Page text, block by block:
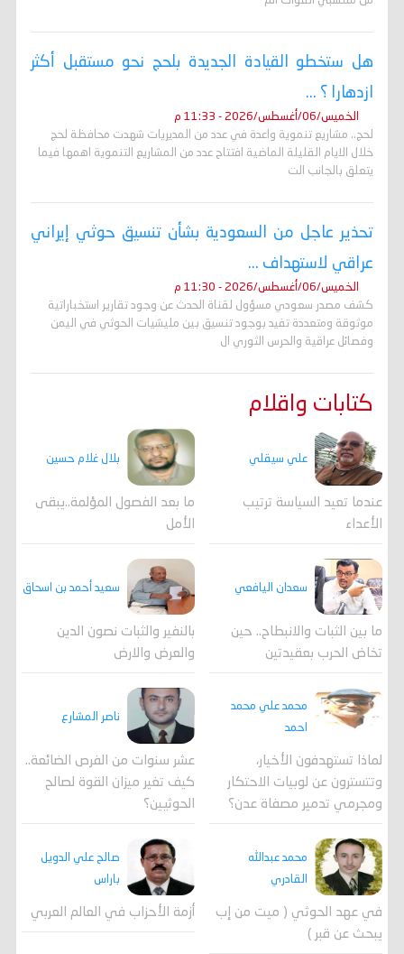
هل ستخطو القيادة الجديدة بلحج نحو مستقبل أكثر
ازدهارا ؟ ...
الخميس/06/أغسطس/2026 - 11:33 م
لحج.. مشاريع تنموية واعدة في عدد من المديريات شهدت محافظة لحج
خلال الايام القليلة الماضية افتتاح عدد من المشاريع التنموية اهمها فيما
يتعلق بالجانب الت
تحذير عاجل من السعودية بشأن تنسيق حوثي إيراني
عراقي لاستهداف ...
الخميس/06/أغسطس/2026 - 11:30 م
كشف مصدر سعودي مسؤول لقناة الحدث عن وجود تقارير استخباراتية
موثوقة ومتعددة تفيد بوجود تنسيق بين مليشيات الحوثي في اليمن
وفصائل عراقية والحرس الثوري ال
كتابات واقلام
علي سيقلي
عندما تعيد السياسة ترتيب
الأعداء
بلال غلام حسين
ما بعد الفصول المؤلمة..يبقى
الأمل
سعدان اليافعي
ما بين الثبات والانبطاح.. حين
تخاض الحرب بعقيدتين
سعيد أحمد بن اسحاق
بالنفير والثبات نصون الدين
والعرض والارض
محمد علي محمد
احمد
لماذا تستهدفون الأخيار،
وتتسترون عن لوبيات الاحتكار
ومجرمي تدمير مصفاة عدن؟
ناصر المشارع
عشر سنوات من الفرص الضائعة..
كيف تغير ميزان القوة لصالح
الحوثيين؟
محمد عبدالله
القادري
في عهد الحوثي ( ميت من إب
يبحث عن قبر )
صالح علي الدويل
باراس
أزمة الأحزاب في العالم العربي